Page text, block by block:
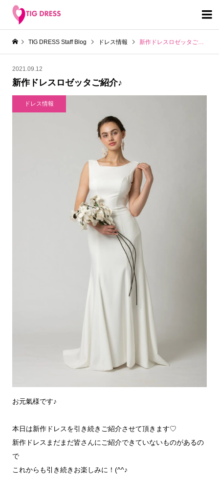

TIG DRESS Staff Blog ドレス情報 新作ドレスロゼッタご紹介♪
2021.09.12
新作ドレスロゼッタご紹介♪
ドレス情報
お元氣様です♪
本日は新作ドレスを引き続きご紹介させて頂きます♡
新作ドレスまだまだ皆さんにご紹介できていないものがあるの
で
これからも引き続きお楽しみに！(^^♪